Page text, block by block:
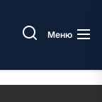
Меню